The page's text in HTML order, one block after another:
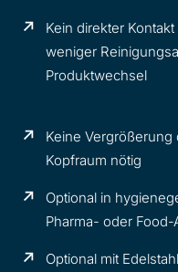
Kein direkter
weniger
Produktwechsel
Keine
Kopfraum nötig
Optional in
Pharma- oder
Optional mit